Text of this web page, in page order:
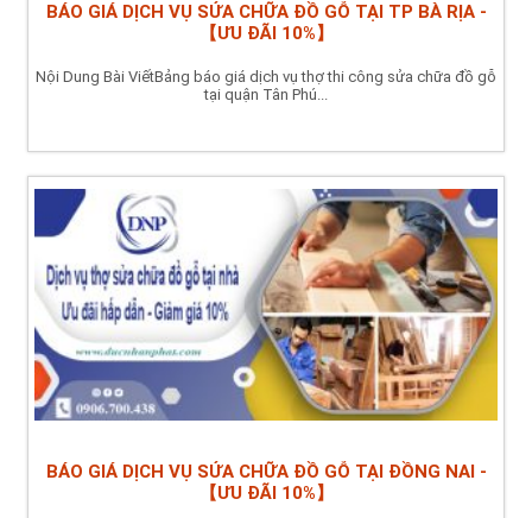
BÁO GIÁ DỊCH VỤ SỬA CHỮA ĐỒ GỖ TẠI TP BÀ RỊA -
【ƯU ĐÃI 10%】
Nội Dung Bài ViếtBảng báo giá dịch vụ thợ thi công sửa chữa đồ gỗ
tại quận Tân Phú...
BÁO GIÁ DỊCH VỤ SỬA CHỮA ĐỒ GỖ TẠI ĐỒNG NAI -
【ƯU ĐÃI 10%】